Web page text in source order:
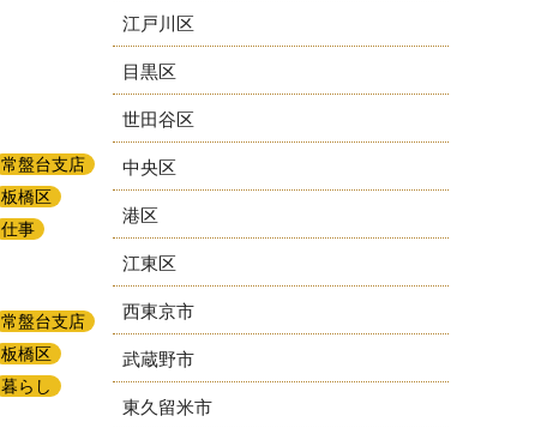
江戸川区
目黒区
世田谷区
中央区
港区
江東区
西東京市
武蔵野市
東久留米市
常盤台支店
板橋区
仕事
常盤台支店
板橋区
暮らし